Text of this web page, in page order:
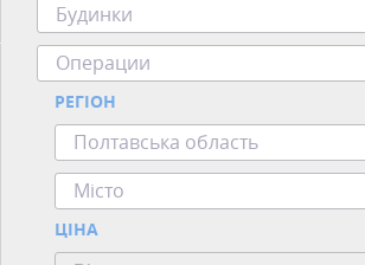
Будинки
Операции
РЕГІОН
Полтавська область
Місто
ЦІНА